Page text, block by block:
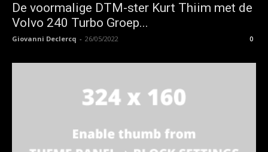
De voormalige DTM-ster Kurt Thiim met de
Volvo 240 Turbo Groep...
Giovanni Declercq - 26/05/2022 0